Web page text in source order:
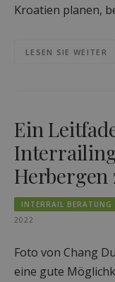
Kroatien planen,
LESEN SIE WEITER
Ein
INTERRAIL BERATUNG
2022
Foto von Chang
eine gute